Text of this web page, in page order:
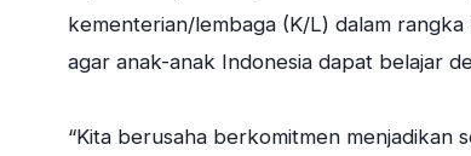
kementerian/lembaga (K/L) dalam
agar anak-anak Indonesia dapat belajar
“Kita berusaha berkomitmen menjadikan